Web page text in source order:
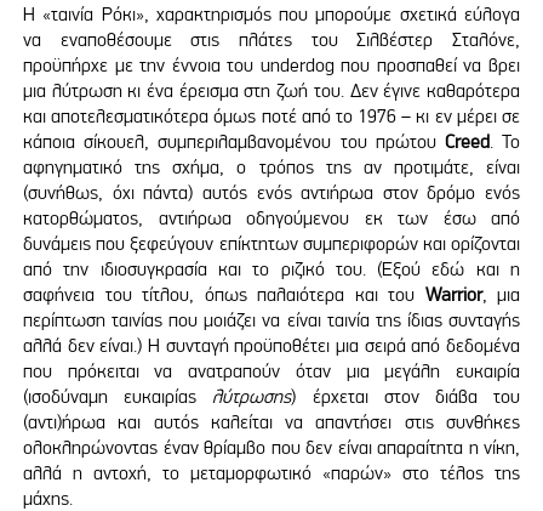
Η «ταινία Ρόκι», χαρακτηρισμός που μπορούμε σχετικά εύλογα
να εναποθέσουμε στις πλάτες του Σιλβέστερ Σταλόνε,
προϋπήρχε με την έννοια του underdog που προσπαθεί να βρει
μια λύτρωση κι ένα έρεισμα στη ζωή του. Δεν έγινε καθαρότερα
και αποτελεσματικότερα όμως ποτέ από το 1976 – κι εν μέρει σε
κάποια σίκουελ, συμπεριλαμβανομένου του πρώτου Creed. Το
αφηγηματικό της σχήμα, ο τρόπος της αν προτιμάτε, είναι
(συνήθως, όχι πάντα) αυτός ενός αντιήρωα στον δρόμο ενός
κατορθώματος, αντιήρωα οδηγούμενου εκ των έσω από
δυνάμεις που ξεφεύγουν επίκτητων συμπεριφορών και ορίζονται
από την ιδιοσυγκρασία και το ριζικό του. (Εξού εδώ και η
σαφήνεια του τίτλου, όπως παλαιότερα και του Warrior, μια
περίπτωση ταινίας που μοιάζει να είναι ταινία της ίδιας συνταγής
αλλά δεν είναι.) Η συνταγή προϋποθέτει μια σειρά από δεδομένα
που πρόκειται να ανατραπούν όταν μια μεγάλη ευκαιρία
(ισοδύναμη ευκαιρίας λύτρωσης) έρχεται στον διάβα του
(αντι)ήρωα και αυτός καλείται να απαντήσει στις συνθήκες
ολοκληρώνοντας έναν θρίαμβο που δεν είναι απαραίτητα η νίκη,
αλλά η αντοχή, το μεταμορφωτικό «παρών» στο τέλος της
μάχης.